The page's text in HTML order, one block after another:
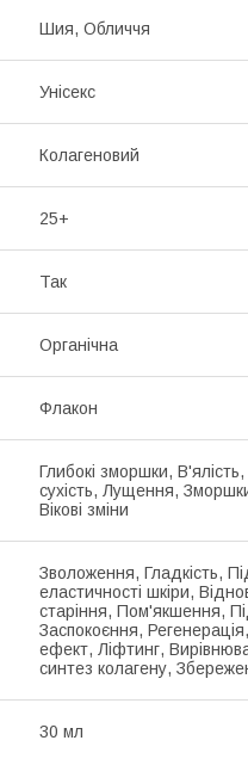
Шия, Обличчя
Унісекс
Колагеновий
25+
Так
Органічна
Флакон
Глибокі зморшки,
сухість, Лущення,
Вікові зміни
Зволоження, Гладкість,
еластичності шкіри,
старіння, Пом'якшення,
Заспокоєння,
ефект, Ліфтинг,
синтез колагену,
30 мл